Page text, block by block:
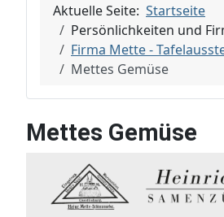
Aktuelle Seite: Startseite
Persönlichkeiten und
Firma Mette -
Mettes Gemüse
Mettes Gemüse